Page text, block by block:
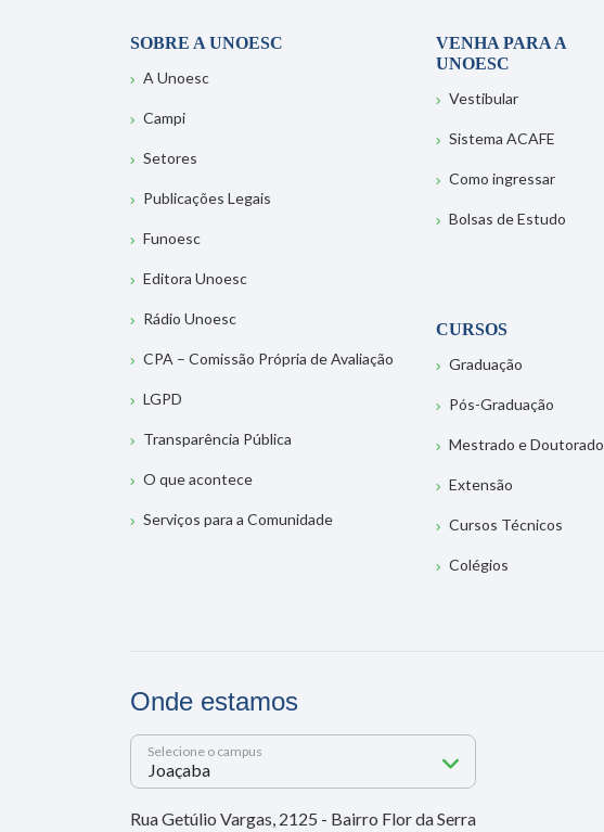
SOBRE A UNOESC
A Unoesc
Campi
Setores
Publicações Legais
Funoesc
Editora Unoesc
Rádio Unoesc
CPA – Comissão Própria de Avaliação
LGPD
Transparência Pública
O que acontece
Serviços para a Comunidade
VENHA PARA A
UNOESC
Vestibular
Sistema ACAFE
Como ingressar
Bolsas de Estudo
CURSOS
Graduação
Pós-Graduação
Mestrado e Doutorado
Extensão
Cursos Técnicos
Colégios
Onde estamos
Selecione o campus
Rua Getúlio Vargas, 2125 - Bairro Flor da Serra